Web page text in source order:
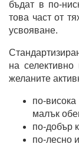
бъдат в по-
това част от
усвояване.
на селективно
желаните
по-
малък
по-добър
по-лесно